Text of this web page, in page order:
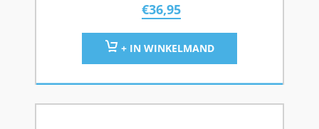
€36,95
+ IN WINKELMAND